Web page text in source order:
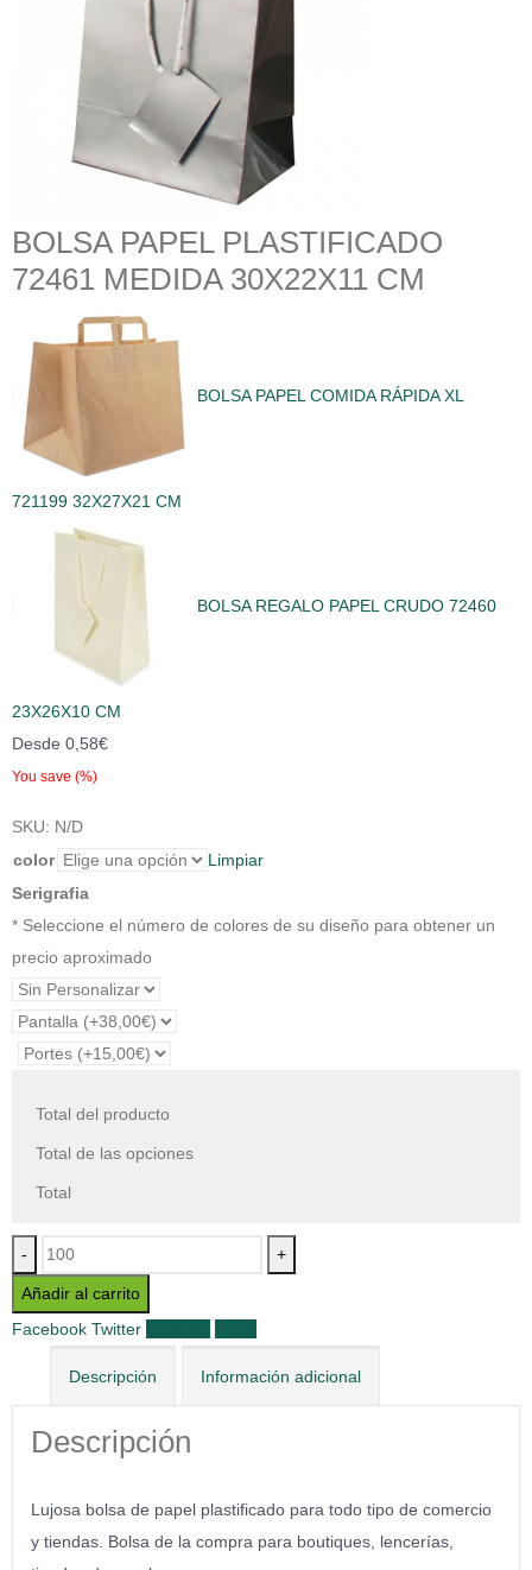
BOLSA PAPEL PLASTIFICADO
72461 MEDIDA 30X22X11 CM
BOLSA PAPEL COMIDA RÁPIDA XL
721199 32X27X21 CM
BOLSA REGALO PAPEL CRUDO 72460
23X26X10 CM
Desde 0,58€
You save (%)
SKU: N/D
color
Limpiar
Serigrafia
* Seleccione el número de colores de su diseño para obtener un
precio aproximado
Total del producto
Total de las opciones
Total
- +
Añadir al carrito
Facebook Twitter
Descripción Información adicional
Descripción
Lujosa bolsa de papel plastificado para todo tipo de comercio
y tiendas. Bolsa de la compra para boutiques, lencerías,